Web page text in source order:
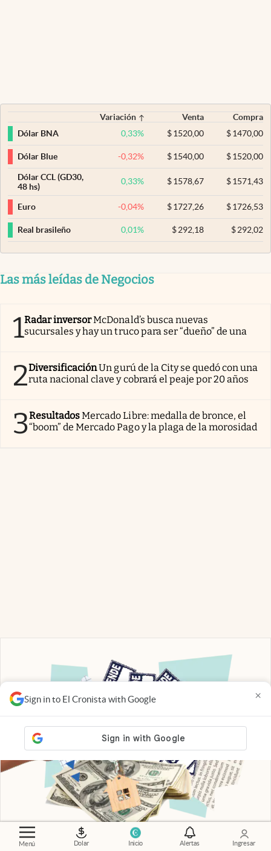
Menú Dolar Inicio Alertas Ingresar
Sign in to El Cronista with Google ×
Variación Venta
Compra
Dólar BNA
0,33% $ 1520,00 $1470,00
Dólar Blue -0,32% $ 1540,00 $1520,00
Dólar CCL (GD30,
48 hs)
0,33% $ 1578,67 $1571,43
Euro -0,04% $ 1727,26 $1726,53
Real brasileño 0,01% $ 292,18 $292,02
Las más leídas de Negocios
1Radar inversorMcDonald’s busca nuevas
sucursales y hay un truco para ser “dueño” de una
2DiversificaciónUn gurú de la City se quedó con una
ruta nacional clave y cobrará el peaje por 20 años
3ResultadosMercado Libre: medalla de bronce, el
“boom” de Mercado Pago y la plaga de la morosidad